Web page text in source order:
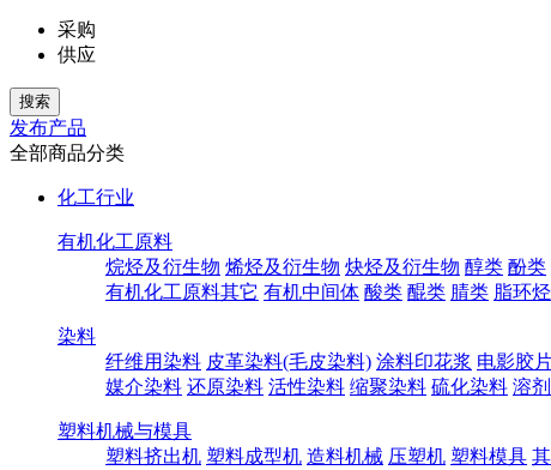
采购
供应
发布产品
全部商品分类
化工行业
有机化工原料
烷烃及衍生物 烯烃及衍生物 炔烃及衍生物 醇类 酚类
有机化工原料其它 有机中间体 酸类 醌类 腈类 脂环烃
染料
纤维用染料 皮革染料(毛皮染料) 涂料印花浆 电影胶
媒介染料 还原染料 活性染料 缩聚染料 硫化染料 溶
塑料机械与模具
塑料挤出机 塑料成型机 造料机械 压塑机 塑料模具